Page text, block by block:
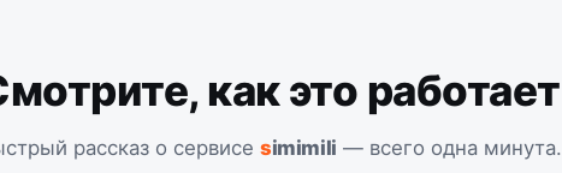
как это работает
рассказ о сервисе simimili — всего одна минута.